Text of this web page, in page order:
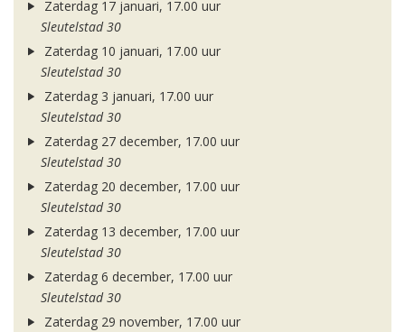
Zaterdag 17 januari, 17.00 uur
Sleutelstad 30
Zaterdag 10 januari, 17.00 uur
Sleutelstad 30
Zaterdag 3 januari, 17.00 uur
Sleutelstad 30
Zaterdag 27 december, 17.00 uur
Sleutelstad 30
Zaterdag 20 december, 17.00 uur
Sleutelstad 30
Zaterdag 13 december, 17.00 uur
Sleutelstad 30
Zaterdag 6 december, 17.00 uur
Sleutelstad 30
Zaterdag 29 november, 17.00 uur